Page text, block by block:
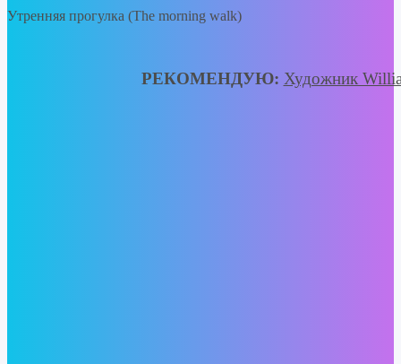
Утренняя прогулка (The morning walk)
РЕКОМЕНДУЮ: Художник